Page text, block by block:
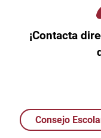
¡Contacta
Consejo